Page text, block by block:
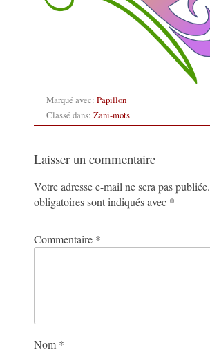
Marqué avec: Papillon
Classé dans: Zani-mots
Laisser un commentaire
Votre adresse e-mail ne sera pas publiée.
obligatoires sont indiqués avec *
Commentaire *
Nom *